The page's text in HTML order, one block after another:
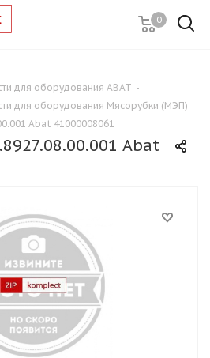
0
для оборудования ABAT -
для оборудования Мясорубки (МЭП)
Abat 41000008061
Abat